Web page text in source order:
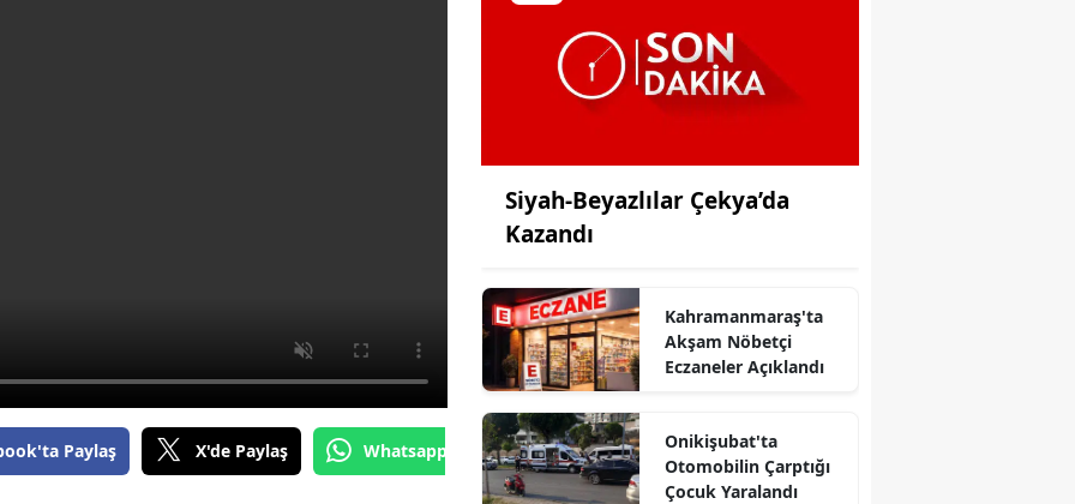
Paylaş X'de Paylaş Whatsapp'tan Gönder
Siyah-Beyazlılar Çekya’da
Kazandı
Kahramanmaraş'ta
Akşam Nöbetçi
Eczaneler Açıklandı
Onikişubat'ta
Otomobilin Çarptığı
Çocuk Yaralandı